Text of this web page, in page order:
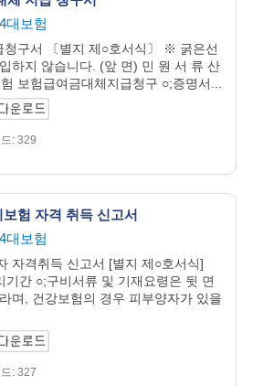
4대보험
청구서 〔별지 제○호서식〕 ※ 굵은선
하지 않습니다. (앞 면) 민 원 서 류 산
보험급여금대체지급청구 ○;증명서...
: 329
보험 자격 취득 신고서
4대보험
자격취득 신고서 [별지 제○호서식]
기간 ○;구비서류 및 기재요령은 뒷 면
며, 건강보험의 경우 피부양자가 있을
: 327